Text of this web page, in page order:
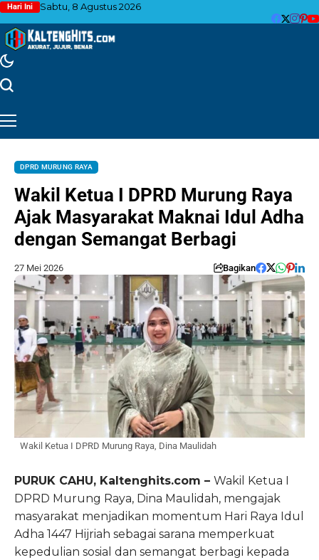
Hari Ini Sabtu, 8 Agustus 2026
DPRD MURUNG RAYA
Wakil Ketua I DPRD Murung Raya
Ajak Masyarakat Maknai Idul Adha
dengan Semangat Berbagi
27 Mei 2026 Bagikan
Wakil Ketua I DPRD Murung Raya, Dina Maulidah
PURUK CAHU, Kaltenghits.com – Wakil Ketua I
DPRD Murung Raya, Dina Maulidah, mengajak
masyarakat menjadikan momentum Hari Raya Idul
Adha 1447 Hijriah sebagai sarana memperkuat
kepedulian sosial dan semangat berbagi kepada